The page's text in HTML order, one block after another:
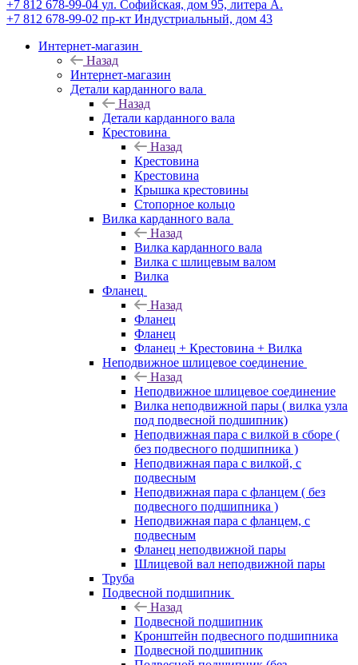
+7 812 678-99-04 ул. Софийская, дом 95, литера А.
+7 812 678-99-02 пр-кт Индустриальный, дом 43
Интернет-магазин
Назад
Интернет-магазин
Детали карданного вала
Назад
Детали карданного вала
Крестовина
Назад
Крестовина
Крестовина
Крышка крестовины
Стопорное кольцо
Вилка карданного вала
Назад
Вилка карданного вала
Вилка с шлицевым валом
Вилка
Фланец
Назад
Фланец
Фланец
Фланец + Крестовина + Вилка
Неподвижное шлицевое соединение
Назад
Неподвижное шлицевое соединение
Вилка неподвижной пары ( вилка узла
под подвесной подшипник)
Неподвижная пара с вилкой в сборе (
без подвесного подшипника )
Неподвижная пара с вилкой, с
подвесным
Неподвижная пара с фланцем ( без
подвесного подшипника )
Неподвижная пара с фланцем, с
подвесным
Фланец неподвижной пары
Шлицевой вал неподвижной пары
Труба
Подвесной подшипник
Назад
Подвесной подшипник
Кронштейн подвесного подшипника
Подвесной подшипник